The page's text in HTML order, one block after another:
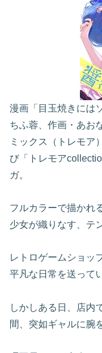
漫画「目玉焼きには
ちふ蓉、作画・あお
ミックス（トレモア
び「トレモア
ガ。
フルカラーで描かれ
少女が織りなす、テ
レトロゲームショッ
平凡な日常を送って
しかしある日、店内
間、突如ギャルに腕